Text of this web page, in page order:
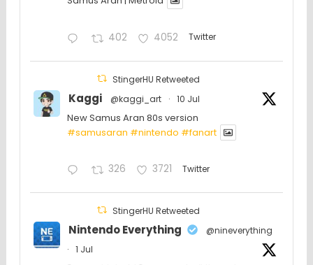
402 4052 Twitter
StingerHU Retweeted
Kaggi @kaggi_art · 10 Jul
New Samus Aran 80s version
#samusaran #nintendo #fanartㅤㅤㅤㅤ
326 3721 Twitter
StingerHU Retweeted
Nintendo Everything
@nineverything
·
1 Jul